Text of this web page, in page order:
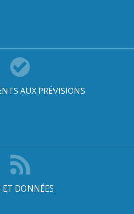
AUX PRÉVISIONS
ET DONNÉES